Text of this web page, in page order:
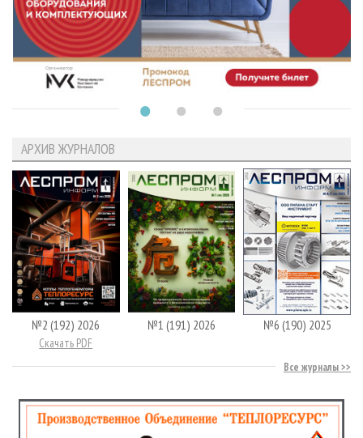
АРХИВ ЖУРНАЛОВ
№2 (192) 2026
Скачать PDF
№1 (191) 2026 №6 (190) 2025
Все журналы